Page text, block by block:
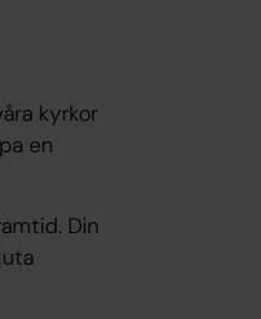
kyrkor
en
Din